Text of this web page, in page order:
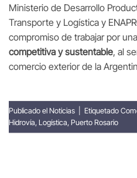
Ministerio de Desarrollo
Transporte y Logística y
compromiso de trabajar por
competitiva y sustentable, al
comercio exterior de la
Publicado el Noticias Etiquetado
Hidrovía, Logística, Puerto Rosario